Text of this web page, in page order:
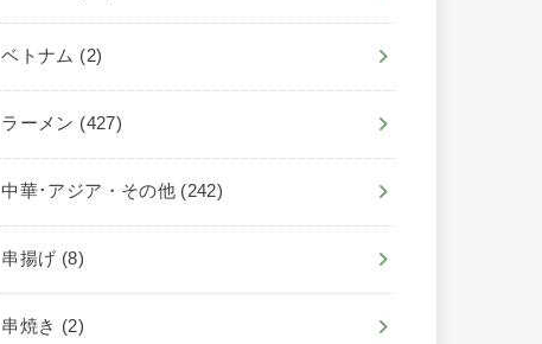
ベトナム (2)
ラーメン (427)
中華･アジア・その他 (242)
串揚げ (8)
串焼き (2)